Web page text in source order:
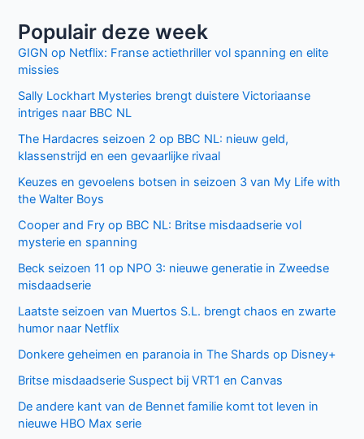
Populair deze week
GIGN op Netflix: Franse actiethriller vol spanning en elite
missies
Sally Lockhart Mysteries brengt duistere Victoriaanse
intriges naar BBC NL
The Hardacres seizoen 2 op BBC NL: nieuw geld,
klassenstrijd en een gevaarlijke rivaal
Keuzes en gevoelens botsen in seizoen 3 van My Life with
the Walter Boys
Cooper and Fry op BBC NL: Britse misdaadserie vol
mysterie en spanning
Beck seizoen 11 op NPO 3: nieuwe generatie in Zweedse
misdaadserie
Laatste seizoen van Muertos S.L. brengt chaos en zwarte
humor naar Netflix
Donkere geheimen en paranoia in The Shards op Disney+
Britse misdaadserie Suspect bij VRT1 en Canvas
De andere kant van de Bennet familie komt tot leven in
nieuwe HBO Max serie